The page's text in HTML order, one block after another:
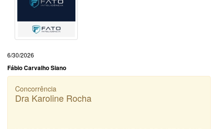
6/30/2026
Fábio Carvalho Siano
Concorrência
Dra Karoline Rocha